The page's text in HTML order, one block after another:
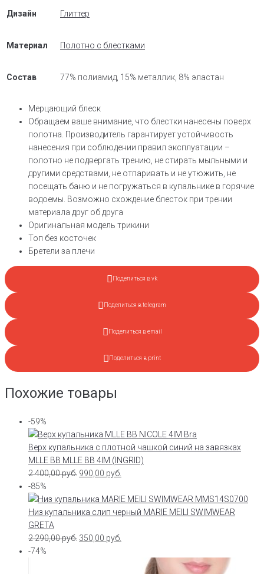
Дизайн Глиттер
Материал Полотно с блестками
Состав 77% полиамид, 15% металлик, 8% эластан
Мерцающий блеск
Обращаем ваше внимание, что блестки нанесены поверх
полотна. Производитель гарантирует устойчивость
нанесения при соблюдении правил эксплуатации –
полотно не подвергать трению, не стирать мыльными и
другими средствами, не отпаривать и не утюжить, не
посещать баню и не погружаться в купальнике в горячие
водоемы. Возможно схождение блесток при трении
материала друг об друга
Оригинальная модель трикини
Топ без косточек
Бретели за плечи
Поделиться в vk
Поделиться в telegram
Поделиться в email
Поделиться в print
Похожие товары
-59%
Верх купальника с плотной чашкой синий на завязках
MLLE BB MLLE BB 4IM (INGRID)
2 400,00руб. 990,00 руб.
-85%
Низ купальника слип черный MARIE MEILI SWIMWEAR
GRETA
2 290,00руб. 350,00 руб.
-74%